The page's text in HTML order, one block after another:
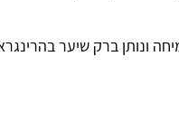
ונותן ברק שיער